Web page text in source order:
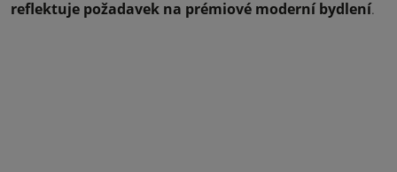
reflektuje požadavek na prémiové moderní bydlení.